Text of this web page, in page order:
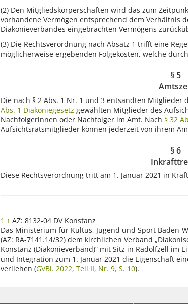
(2) Den Mitgliedskörperschaften wird das zum
vorhandene Vermögen entsprechend dem Verhältnis
Diakonieverbandes eingebrachten Vermögens
(3) Die Rechtsverordnung nach Absatz 1 trifft eine
möglicherweise ergebenden Folgekosten, welche
§ 5
Die nach § 2 Abs. 1 Nr. 1 und 3 entsandten
Abs. 1 Diakoniegesetz gewählten Mitglieder des
Nachfolgerinnen oder Nachfolger im Amt. Nach § 32
Aufsichtsratsmitglieder können jederzeit von ihrem
§ 6
Diese Rechtsverordnung tritt am 1. Januar 2021 in
1 ↑ AZ: 8132-04 DV Konstanz
Das Ministerium für Kultus, Jugend und Sport Baden-
(AZ: RA-7141.14/32) dem kirchlichen Verband
Konstanz (Diakonieverband)“ mit Sitz in Radolfzell im
und Integration zum 1. Januar 2021 die Eigenschaft
verliehen (GVBl. 2022, Teil II, Nr. 9, S. 10).